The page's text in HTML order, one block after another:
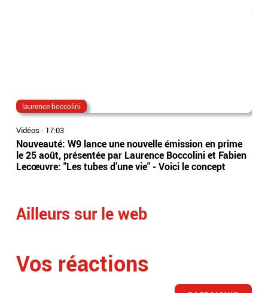
laurence boccolini
Vidéos - 17:03
Nouveauté: W9 lance une nouvelle émission en prime
le 25 août, présentée par Laurence Boccolini et Fabien
Lecœuvre: "Les tubes d’une vie" - Voici le concept
Ailleurs sur le web
Vos réactions